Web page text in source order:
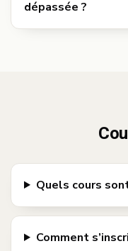
dépassée ?
Quels cours
Comment